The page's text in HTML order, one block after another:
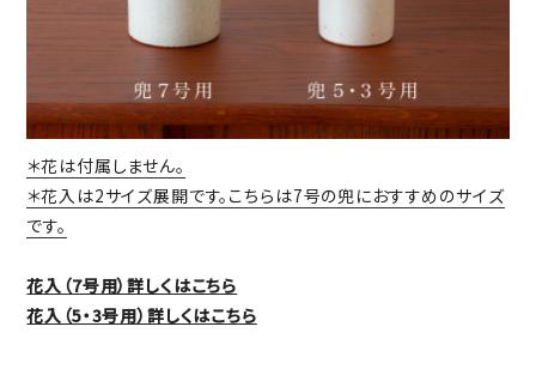
＊花は付属しません。
＊花入は2サイズ展開です。こちらは7号の兜におすすめのサイズ
です。
花入（7号用）詳しくはこちら
花入（5・3号用）詳しくはこちら